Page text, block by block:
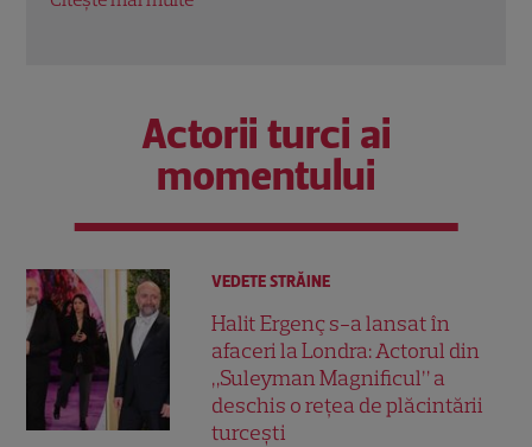
Actorii turci ai
momentului
VEDETE STRĂINE
Halit Ergenç s-a lansat în
afaceri la Londra: Actorul din
„Suleyman Magnificul” a
deschis o rețea de plăcintării
turcești